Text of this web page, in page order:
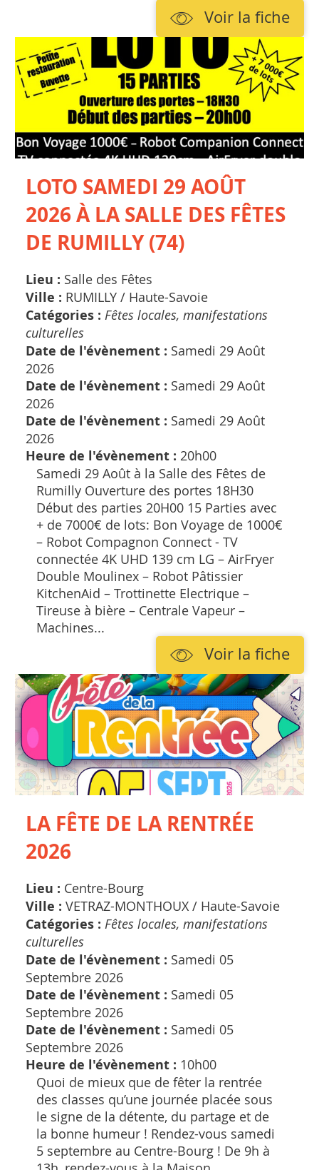
Voir la fiche
LOTO SAMEDI 29 AOÛT
2026 À LA SALLE DES FÊTES
DE RUMILLY (74)
Lieu : Salle des Fêtes
Ville : RUMILLY / Haute-Savoie
Catégories : Fêtes locales, manifestations
culturelles
Date de l'évènement : Samedi 29 Août
2026
Date de l'évènement : Samedi 29 Août
2026
Date de l'évènement : Samedi 29 Août
2026
Heure de l'évènement : 20h00
Samedi 29 Août à la Salle des Fêtes de
Rumilly Ouverture des portes 18H30
Début des parties 20H00 15 Parties avec
+ de 7000€ de lots: Bon Voyage de 1000€
– Robot Compagnon Connect - TV
connectée 4K UHD 139 cm LG – AirFryer
Double Moulinex – Robot Pâtissier
KitchenAid – Trottinette Electrique –
Tireuse à bière – Centrale Vapeur –
Machines...
Voir la fiche
LA FÊTE DE LA RENTRÉE
2026
Lieu : Centre-Bourg
Ville : VETRAZ-MONTHOUX / Haute-Savoie
Catégories : Fêtes locales, manifestations
culturelles
Date de l'évènement : Samedi 05
Septembre 2026
Date de l'évènement : Samedi 05
Septembre 2026
Date de l'évènement : Samedi 05
Septembre 2026
Heure de l'évènement : 10h00
Quoi de mieux que de fêter la rentrée
des classes qu’une journée placée sous
le signe de la détente, du partage et de
la bonne humeur ! Rendez-vous samedi
5 septembre au Centre-Bourg ! De 9h à